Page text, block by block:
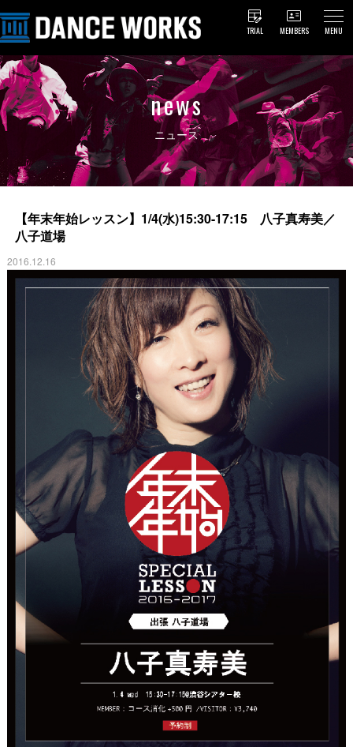
TRIAL MEMBERS MENU
news
ニュース
【年末年始レッスン】1/4(水)15:30-17:15 八子真寿美／
八子道場
2016.12.16